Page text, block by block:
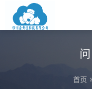
首页